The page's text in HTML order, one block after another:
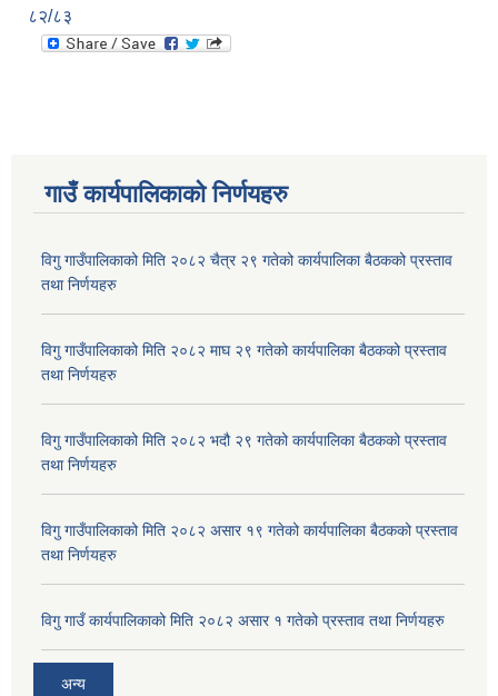
८२/८३
गाउँ कार्यपालिकाकाे निर्णयहरु
विगु गाउँपालिकाको मिति २०८२ चैत्र २९ गतेको कार्यपालिका बैठकको प्रस्ताव
तथा निर्णयहरु
विगु गाउँपालिकाको मिति २०८२ माघ २९ गतेको कार्यपालिका बैठकको प्रस्ताव
तथा निर्णयहरु
विगु गाउँपालिकाको मिति २०८२ भदौ २९ गतेको कार्यपालिका बैठकको प्रस्ताव
तथा निर्णयहरु
विगु गाउँपालिकाको मिति २०८२ असार १९ गतेको कार्यपालिका बैठकको प्रस्ताव
तथा निर्णयहरु
विगु गाउँ कार्यपालिकाको मिति २०८२ असार १ गतेको प्रस्ताव तथा निर्णयहरु
अन्य